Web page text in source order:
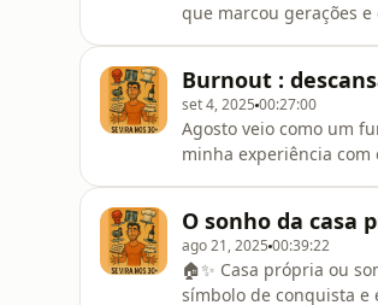
que marcou gerações e
calculada. Um episódio
Burnout :
set 4, 2025 00:27:00
Agosto veio como um
minha experiência
histórica e ato de
O sonho da casa
ago 21, 2025 00:39:22
🏠✨ Casa própria ou
símbolo de conquista e